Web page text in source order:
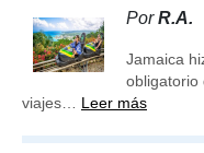
PorR.A.
Jamaica
obligatorio
viajes… Leer más